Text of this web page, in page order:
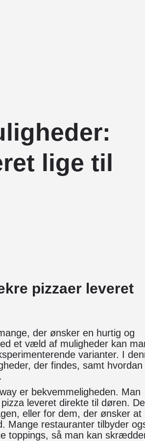
lige til
pizzaer leveret
der ønsker en hurtig og
et væld af muligheder kan
varianter. I
der findes, samt hvordan
er bekvemmeligheden. Man
leveret direkte til døren.
eller for dem, der ønsker at
Mange restauranter tilbyder
toppings, så man kan